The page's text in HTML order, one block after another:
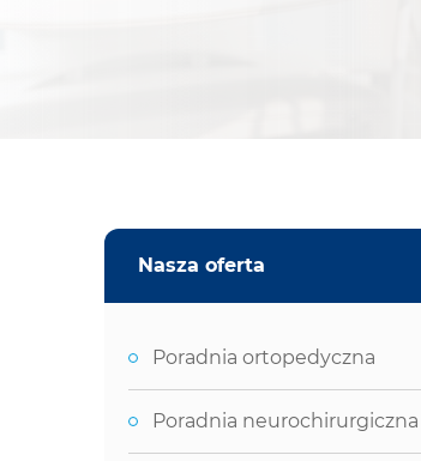
Nasza oferta
Poradnia ortopedyczna
Poradnia neurochirurgiczna